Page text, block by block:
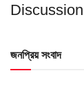
জনপ্রিয় সংবাদ